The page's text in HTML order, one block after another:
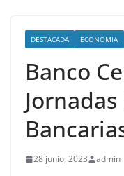
DESTACADA ECONOMIA
Banco
28 junio, 2023 admin